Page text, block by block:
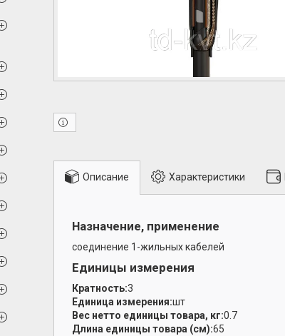
Описание Характеристики
Назначение, применение
соединение 1-жильных кабелей
Единицы измерения
Кратность:3
Единица измерения:шт
Вес нетто единицы товара, кг:0.7
Длина единицы товара (см):65